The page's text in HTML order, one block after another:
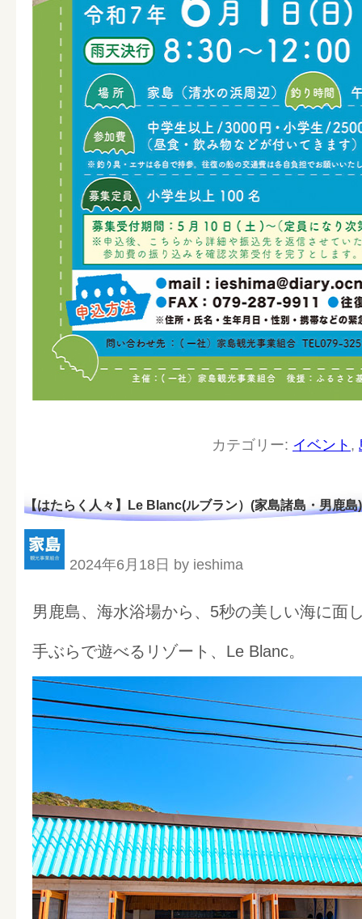
カテゴリー: イベント ,
【はたらく人々】Le Blanc(ルブラン）(家島諸島・男鹿島
2024年6月18日 by ieshima
男鹿島、海水浴場から、5秒の美しい海に面
手ぶらで遊べるリゾート、Le Blanc。